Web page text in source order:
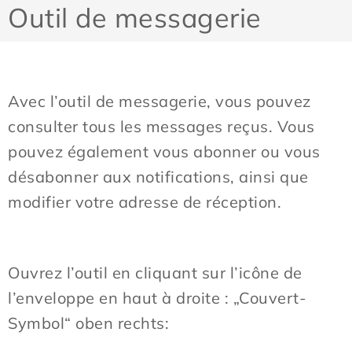
Outil de messagerie
Avec l’outil de messagerie, vous pouvez
consulter tous les messages reçus. Vous
pouvez également vous abonner ou vous
désabonner aux notifications, ainsi que
modifier votre adresse de réception.
Ouvrez l’outil en cliquant sur l’icône de
l’enveloppe en haut à droite : „Couvert-
Symbol“ oben rechts: